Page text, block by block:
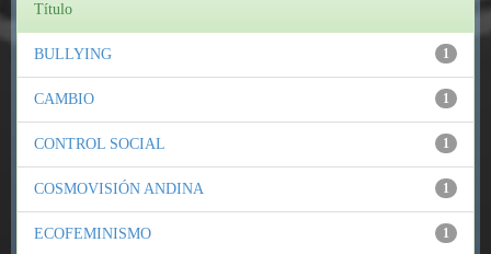
Título
1
BULLYING
1
CAMBIO
1
CONTROL SOCIAL
1
COSMOVISIÓN ANDINA
1
ECOFEMINISMO